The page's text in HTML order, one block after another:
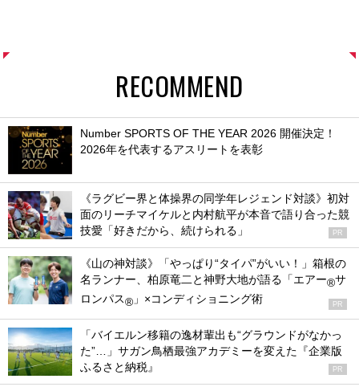
RECOMMEND
Number SPORTS OF THE YEAR 2026 開催決定！
2026年を代表するアスリートを表彰
《ラグビー界と体操界の同学年レジェンド対談》初対
面のリーチマイケルと内村航平が本音で語り合った競
技愛「好きだから、続けられる」
PR
《山の神対談》「やっぱり“タイパ”がいい！」箱根の
名ランナー、柏原竜二と神野大地が語る「エアー®サ
ロンパス® 」×コンディショニング術 PR
「バイエルン移籍の逸材輩出も“グラウンドがなかっ
た”…」サガン鳥栖最強アカデミーを変えた『企業版
ふるさと納税』
PR